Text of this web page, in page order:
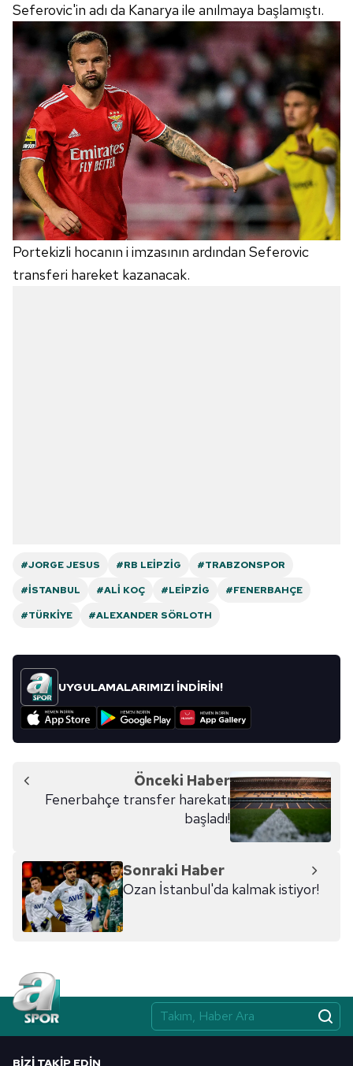
Seferovic'in adı da Kanarya ile anılmaya başlamıştı.
Portekizli hocanın i imzasının ardından Seferovic
transferi hareket kazanacak.
#JORGE JESUS #RB LEIPZIG
#TRABZONSPOR
#İSTANBUL
#ALI KOÇ #LEIPZIG
#FENERBAHÇE
#TÜRKIYE
#ALEXANDER SÖRLOTH
UYGULAMALARIMIZI İNDİRİN!
Önceki Haber
Fenerbahçe transfer harekatı
başladı!
Sonraki Haber
Ozan İstanbul'da kalmak istiyor!
BIZI TAKIP EDIN